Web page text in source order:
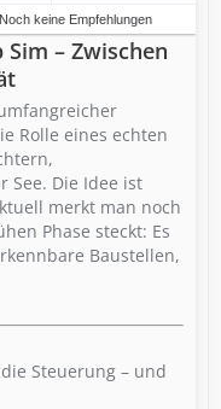
Noch keine Empfehlungen
Sim – Zwischen
Rolle eines echten
See. Die Idee ist
merkt man noch
Phase steckt: Es
Baustellen,
Steuerung – und